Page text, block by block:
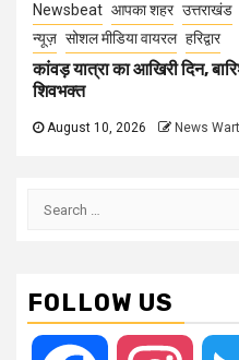
Newsbeat आपका शहर उत्तराखंड
न्यूज़ सोशल मीडिया वायरल हरिद्वार
कांवड़ यात्रा का आखिरी दिन,
शिवभक्त
August 10, 2026 News
Search
FOLLOW US